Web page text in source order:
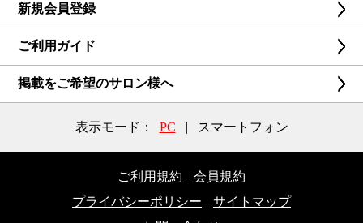
新規会員登録
ご利用ガイド
掲載をご希望のサロン様へ
表示モード： PC | スマートフォン
ご利用規約
会員規約
プライバシーポリシー
サイトマップ